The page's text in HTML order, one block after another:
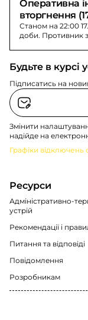
Оперативна
вторгнення
Станом на 22:00
доби. Противник
Будьте в курсі
Підписатись на
Змінити
надійде на
Графіки відключень
Ресурси
Адміністративно-
устрій
Рекомендації i
Питання та відповіді
Повідомлення
Розробникам